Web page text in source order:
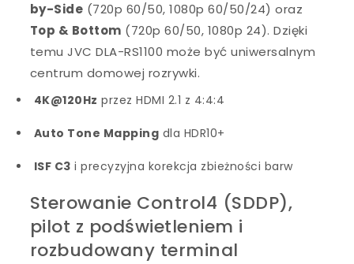
by-Side (720p 60/50, 1080p 60/50/24) oraz
Top & Bottom (720p 60/50, 1080p 24). Dzięki
temu JVC DLA-RS1100 może być uniwersalnym
centrum domowej rozrywki.
4K@120Hz przez HDMI 2.1 z 4:4:4
Auto Tone Mapping dla HDR10+
ISF C3 i precyzyjna korekcja zbieżności barw
Sterowanie Control4 (SDDP),
pilot z podświetleniem i
rozbudowany terminal